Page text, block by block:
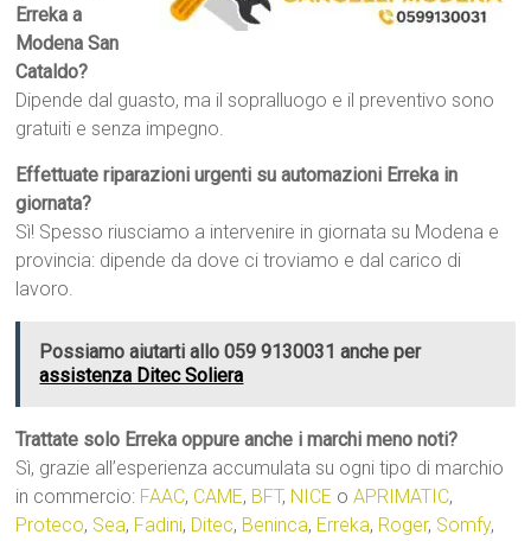
Erreka a
Modena San
Cataldo?
Dipende dal guasto, ma il sopralluogo e il preventivo sono
gratuiti e senza impegno.
Effettuate riparazioni urgenti su automazioni Erreka in
giornata?
Sì! Spesso riusciamo a intervenire in giornata su Modena e
provincia: dipende da dove ci troviamo e dal carico di
lavoro.
Possiamo aiutarti allo 059 9130031 anche per
assistenza Ditec Soliera
Trattate solo Erreka oppure anche i marchi meno noti?
Sì, grazie all’esperienza accumulata su ogni tipo di marchio
in commercio: FAAC, CAME, BFT, NICE oAPRIMATIC,
Proteco, Sea, Fadini, Ditec, Beninca, Erreka, Roger, Somfy,